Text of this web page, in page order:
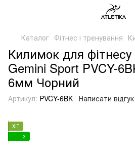
Каталог Фітнес і тренування
Килимок для
Gemini Sport PVCY-
6мм Чорний
Артикул: PVCY-6BK Написати відгук
ХІТ
3